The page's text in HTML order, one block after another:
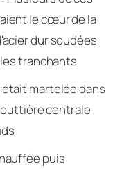
le cœur de la
dur soudées
tranchants
était martelée dans
centrale
puis